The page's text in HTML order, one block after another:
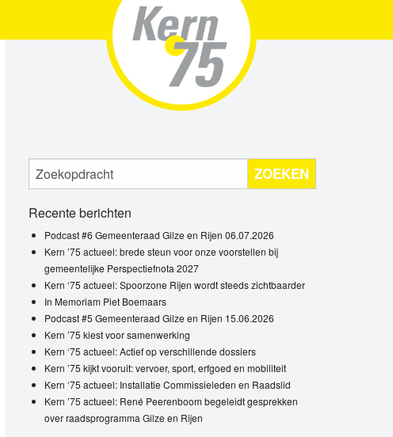
ZOEKEN
Recente berichten
Podcast #6 Gemeenteraad Gilze en Rijen 06.07.2026
Kern ’75 actueel: brede steun voor onze voorstellen bij
gemeentelijke Perspectiefnota 2027
Kern ‘75 actueel: Spoorzone Rijen wordt steeds zichtbaarder
In Memoriam Piet Boemaars
Podcast #5 Gemeenteraad Gilze en Rijen 15.06.2026
Kern ’75 kiest voor samenwerking
Kern ‘75 actueel: Actief op verschillende dossiers
Kern ’75 kijkt vooruit: vervoer, sport, erfgoed en mobiliteit
Kern ‘75 actueel: Installatie Commissieleden en Raadslid
Kern ’75 actueel: René Peerenboom begeleidt gesprekken
over raadsprogramma Gilze en Rijen